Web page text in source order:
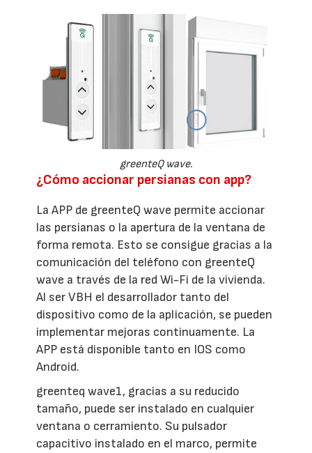
greenteQ wave.
¿Cómo accionar persianas con app?
La APP de greenteQ wave permite accionar
las persianas o la apertura de la ventana de
forma remota. Esto se consigue gracias a la
comunicación del teléfono con greenteQ
wave a través de la red Wi-Fi de la vivienda.
Al ser VBH el desarrollador tanto del
dispositivo como de la aplicación, se pueden
implementar mejoras continuamente. La
APP está disponible tanto en IOS como
Android.
greenteq wave1, gracias a su reducido
tamaño, puede ser instalado en cualquier
ventana o cerramiento. Su pulsador
capacitivo instalado en el marco, permite